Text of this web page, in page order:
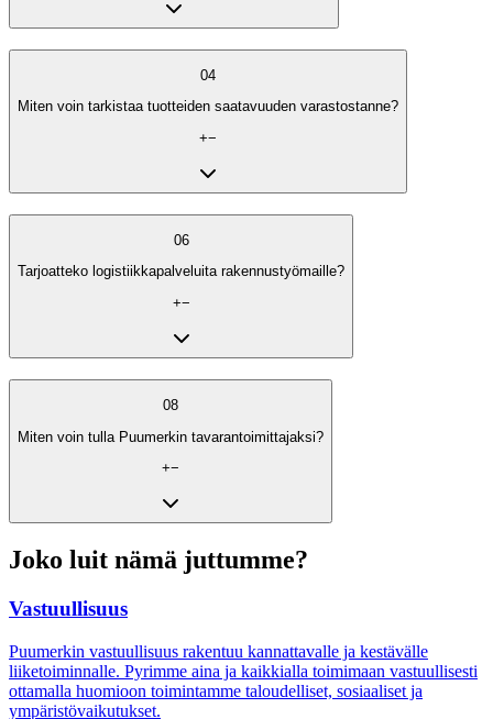
04
Miten voin tarkistaa tuotteiden saatavuuden varastostanne?
+−
06
Tarjoatteko logistiikkapalveluita rakennustyömaille?
+−
08
Miten voin tulla Puumerkin tavarantoimittajaksi?
+−
Joko luit nämä juttumme?
Vastuullisuus
Puumerkin vastuullisuus rakentuu kannattavalle ja kestävälle
liiketoiminnalle. Pyrimme aina ja kaikkialla toimimaan vastuullisesti
ottamalla huomioon toimintamme taloudelliset, sosiaaliset ja
ympäristövaikutukset.